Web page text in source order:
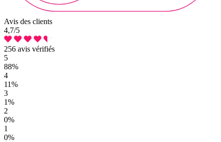
Avis des clients
4,7/5
256 avis vérifiés
5
88%
4
11%
3
1%
2
0%
1
0%